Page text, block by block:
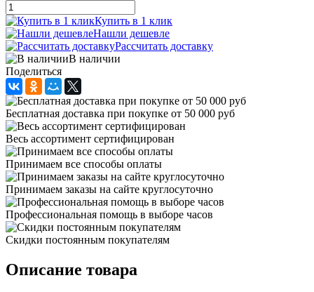
Купить в 1 клик
Нашли дешевле
Рассчитать доставку
В наличии
Поделиться
Бесплатная доставка при покупке от 50 000 руб
Весь ассортимент сертифицирован
Принимаем все способы оплаты
Принимаем заказы на сайте круглосуточно
Профессиональная помощь в выборе часов
Скидки постоянным покупателям
Описание товара